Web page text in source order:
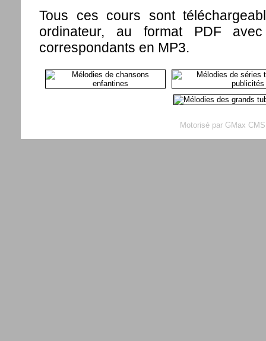
Tous ces cours sont
ordinateur, au format PDF
correspondants en MP3.
Motorisé par GMax